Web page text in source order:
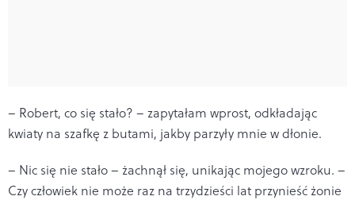
– Robert, co się stało? – zapytałam wprost, odkładając
kwiaty na szafkę z butami, jakby parzyły mnie w dłonie.
– Nic się nie stało – żachnął się, unikając mojego wzroku. –
Czy człowiek nie może raz na trzydzieści lat przynieść żonie